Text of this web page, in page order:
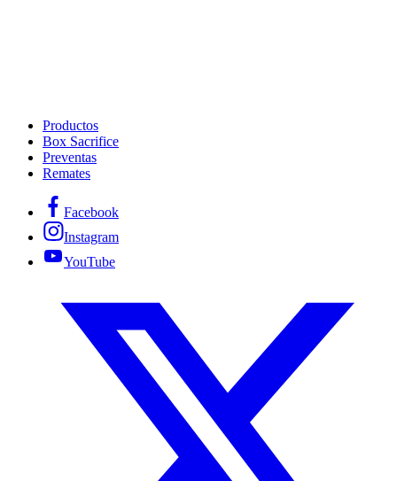
Productos
Box Sacrifice
Preventas
Remates
Facebook
Instagram
YouTube